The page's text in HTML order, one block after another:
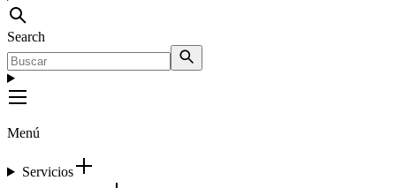
Search
Menú
Servicios